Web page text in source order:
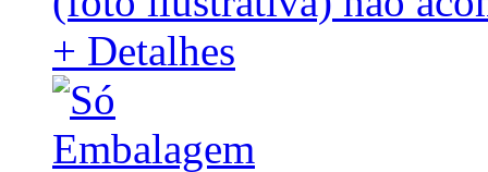
+ Detalhes